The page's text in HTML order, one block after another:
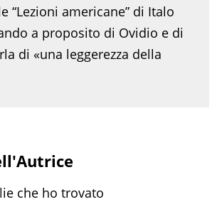
“Lezioni americane” di Italo
a proposito di Ovidio e di
di «una leggerezza della
che ho trovato